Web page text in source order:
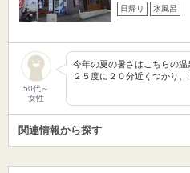
日帰り 水風呂
50代～
女性
今年の夏の暑さはこちらの
２５度に２０分近くつかり
関連情報から探す